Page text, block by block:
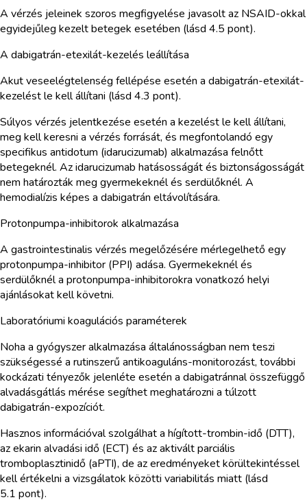
A vérzés jeleinek szoros megfigyelése javasolt az NSAID-okkal
egyidejűleg kezelt betegek esetében (lásd 4.5 pont).
A dabigatrán-etexilát-kezelés leállítása
Akut veseelégtelenség fellépése esetén a dabigatrán-etexilát-
kezelést le kell állítani (lásd 4.3 pont).
Súlyos vérzés jelentkezése esetén a kezelést le kell állítani,
meg kell keresni a vérzés forrását, és megfontolandó egy
specifikus antidotum (idarucizumab) alkalmazása felnőtt
betegeknél. Az idarucizumab hatásosságát és biztonságosságát
nem határozták meg gyermekeknél és serdülőknél. A
hemodialízis képes a dabigatrán eltávolítására.
Protonpumpa-inhibitorok alkalmazása
A gastrointestinalis vérzés megelőzésére mérlegelhető egy
protonpumpa-inhibitor (PPI) adása. Gyermekeknél és
serdülőknél a protonpumpa-inhibitorokra vonatkozó helyi
ajánlásokat kell követni.
Laboratóriumi koagulációs paraméterek
Noha a gyógyszer alkalmazása általánosságban nem teszi
szükségessé a rutinszerű antikoaguláns-monitorozást, további
kockázati tényezők jelenléte esetén a dabigatránnal összefüggő
alvadásgátlás mérése segíthet meghatározni a túlzott
dabigatrán-expozíciót.
Hasznos információval szolgálhat a hígított-trombin-idő (DTT),
az ekarin alvadási idő (ECT) és az aktivált parciális
tromboplasztinidő (aPTI), de az eredményeket körültekintéssel
kell értékelni a vizsgálatok közötti variabilitás miatt (lásd
5.1 pont).